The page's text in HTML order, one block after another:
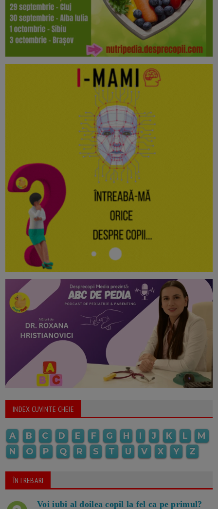
INDEX CUVINTE CHEIE
A B C D E F G H I J K L
M
N
O P Q R S T U V X Y Z
ÎNTREBARI
Voi iubi al doilea copil la fel ca pe primul?